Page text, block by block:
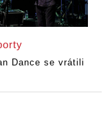
Dance se vrátili